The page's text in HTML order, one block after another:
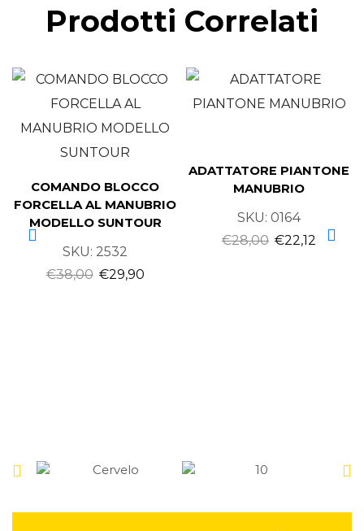
Prodotti Correlati
COMANDO BLOCCO
FORCELLA AL MANUBRIO
MODELLO SUNTOUR
SKU: 2532
€38,00 €29,90
ADATTATORE PIANTONE
MANUBRIO
SKU: 0164
€28,00 €22,12